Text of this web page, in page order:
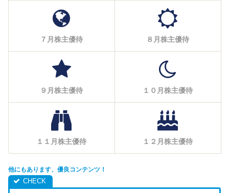
７月株主優待 ８月株主優待
９月株主優待 １０月株主優待
１１月株主優待 １２月株主優待
他にもあります、優良コンテンツ！